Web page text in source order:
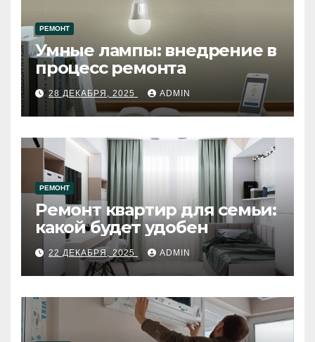
РЕМОНТ
Умные лампы: внедрение в
процесс ремонта
28 ДЕКАБРЯ, 2025 ADMIN
РЕМОНТ
Ремонт квартир для семьи:
какой будет удобен
22 ДЕКАБРЯ, 2025 ADMIN